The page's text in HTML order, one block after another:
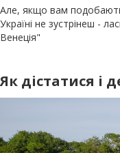
Але, якщо вам
Україні не зустрінеш -
Венеція"
Як дістатися і